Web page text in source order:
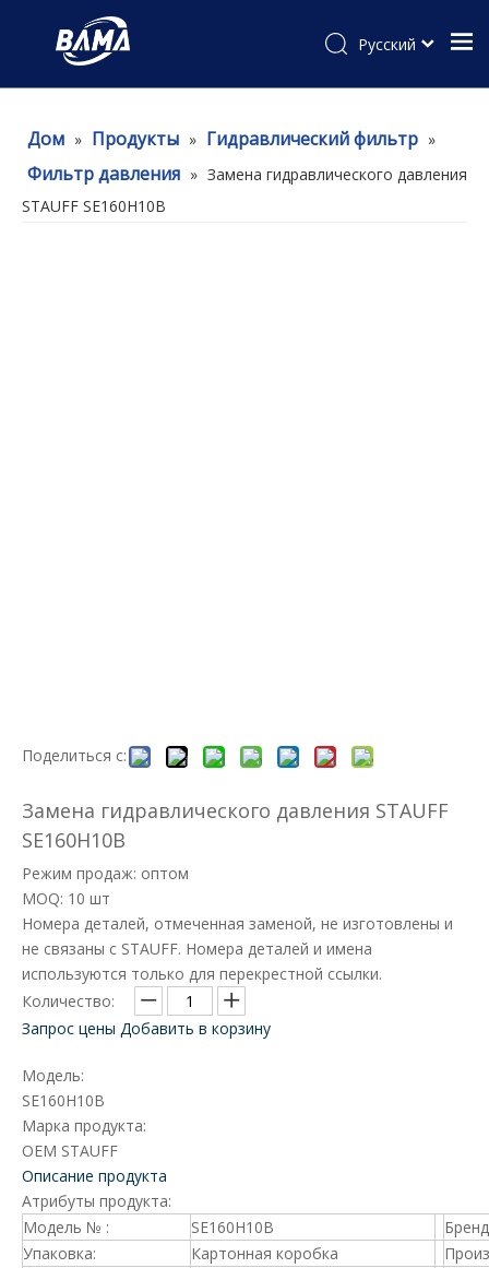
Pусский
Дом » Продукты » Гидравлический фильтр »
Фильтр давления » Замена гидравлического давления
STAUFF SE160H10B
Поделиться с:
Замена гидравлического давления STAUFF
SE160H10B
Режим продаж: оптом
MOQ: 10 шт
Номера деталей, отмеченная заменой, не изготовлены и
не связаны с STAUFF. Номера деталей и имена
используются только для перекрестной ссылки.
Количество:
Запрос цены Добавить в корзину
Модель:
SE160H10B
Марка продукта:
OEM STAUFF
Описание продукта
Атрибуты продукта:
Модель № :
SE160H10B
Упаковка:
Картонная коробка